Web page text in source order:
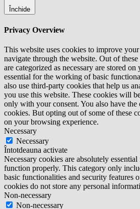
Închide
Privacy Overview
This website uses cookies to improve
navigate through the website. Out of
are categorized as necessary are stored
essential for the working of basic
also use third-party cookies that help us
you use this website. These cookies will
only with your consent. You also have
cookies. But opting out of some of these
on your browsing experience.
Necessary
Necessary
Întotdeauna activate
Necessary cookies are absolutely
function properly. This category only
basic functionalities and security features
cookies do not store any personal
Non-necessary
Non-necessary